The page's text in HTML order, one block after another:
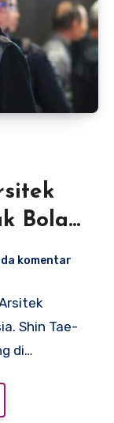
Bola
komentar
Shin Tae-
di…